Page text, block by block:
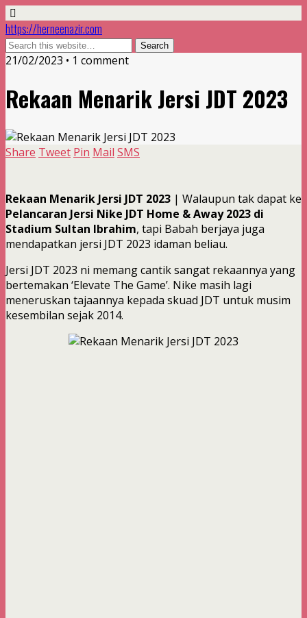
https://herneenazir.com
21/02/2023 • 1 comment
Rekaan Menarik Jersi JDT 2023
Share Tweet Pin Mail SMS
Rekaan Menarik Jersi JDT 2023 | Walaupun tak dapat ke
Pelancaran Jersi Nike JDT Home & Away 2023 di
Stadium Sultan Ibrahim, tapi Babah berjaya juga
mendapatkan jersi JDT 2023 idaman beliau.
Jersi JDT 2023 ni memang cantik sangat rekaannya yang
bertemakan ‘Elevate The Game’. Nike masih lagi
meneruskan tajaannya kepada skuad JDT untuk musim
kesembilan sejak 2014.